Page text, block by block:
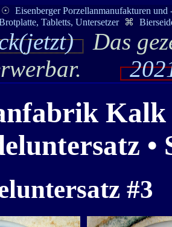
☉ Eisenberger Porzellanmanufakturen und
Tabletts, Untersetzer ⌘
Das
Kalk
#3